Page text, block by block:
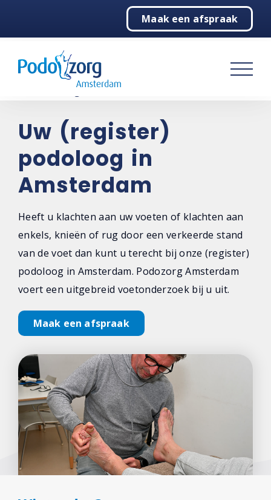
Maak een afspraak
Podologie
Behandelingen
Over ons
Contact
Uw (register)
podoloog in
Amsterdam
Heeft u klachten aan uw voeten of klachten aan
enkels, knieën of rug door een verkeerde stand
van de voet dan kunt u terecht bij onze (register)
podoloog in Amsterdam. Podozorg Amsterdam
voert een uitgebreid voetonderzoek bij u uit.
Maak een afspraak